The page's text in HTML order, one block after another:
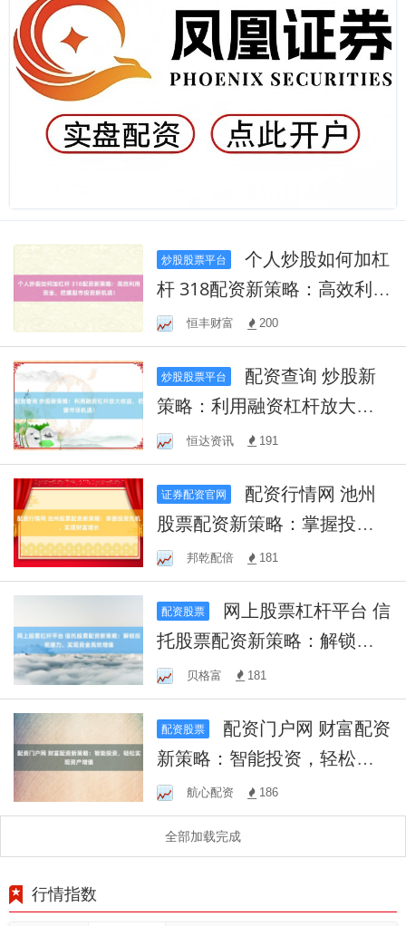
炒股股票平台
个人炒股如何加杠
杆 318配资新策略：高效利用
资金，把握股市投资新机
遇！
恒丰财富 200
炒股股票平台
策略：利用融资杠杆放大收
益，把握市场机遇！
恒达资讯 191
证券配资官网
股票配资新策略：掌握投资
先机，实现财富增长
邦乾配倍 181
配资股票
托股票配资新策略：解锁投
资潜力，实现资金高效增值
贝格富 181
配资股票
新策略：智能投资，轻松实
现资产增值
航心配资 186
全部加载完成
行情指数